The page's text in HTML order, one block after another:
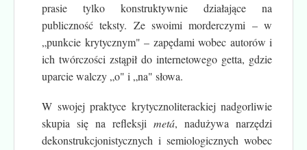
prasie tylko konstruktywnie działające na
publiczność teksty. Ze swoimi morderczymi – w
„punkcie krytycznym" – zapędami wobec autorów i
ich twórczości zstąpił do internetowego getta, gdzie
uparcie walczy „o" i „na" słowa.
W swojej praktyce krytycznoliterackiej nadgorliwie
skupia się na refleksji metá, nadużywa narzędzi
dekonstrukcjonistycznych i semiologicznych wobec